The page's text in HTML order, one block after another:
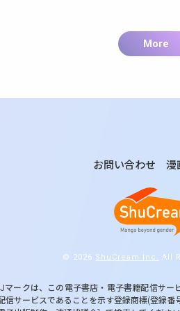
More
お問い合わせ 漫
© 2026 ShuCream Inc. All
マークは、この電子書店・電子書籍配信サー
信サービスであることを示す登録商標(登録